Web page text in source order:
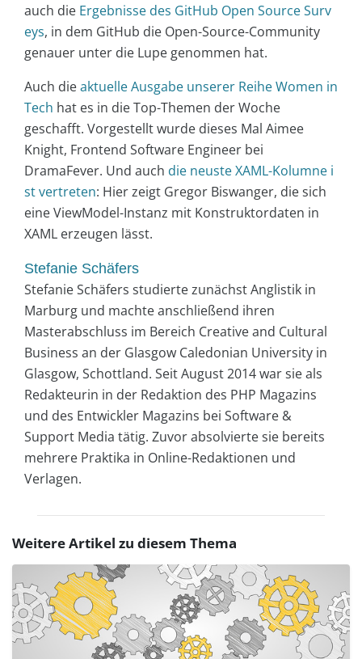
auch die Ergebnisse des GitHub Open Source Surv
eys, in dem GitHub die Open-Source-Community
genauer unter die Lupe genommen hat.
Auch dieaktuelle Ausgabe unserer Reihe Women in
Tech hat es in die Top-Themen der Woche
geschafft. Vorgestellt wurde dieses Mal Aimee
Knight, Frontend Software Engineer bei
DramaFever. Und auch die neuste XAML-Kolumne i
st vertreten: Hier zeigt Gregor Biswanger, die sich
eine ViewModel-Instanz mit Konstruktordaten in
XAML erzeugen lässt.
Stefanie Schäfers
Stefanie Schäfers studierte zunächst Anglistik in
Marburg und machte anschließend ihren
Masterabschluss im Bereich Creative and Cultural
Business an der Glasgow Caledonian University in
Glasgow, Schottland. Seit August 2014 war sie als
Redakteurin in der Redaktion des PHP Magazins
und des Entwickler Magazins bei Software &
Support Media tätig. Zuvor absolvierte sie bereits
mehrere Praktika in Online-Redaktionen und
Verlagen.
Weitere Artikel zu diesem Thema